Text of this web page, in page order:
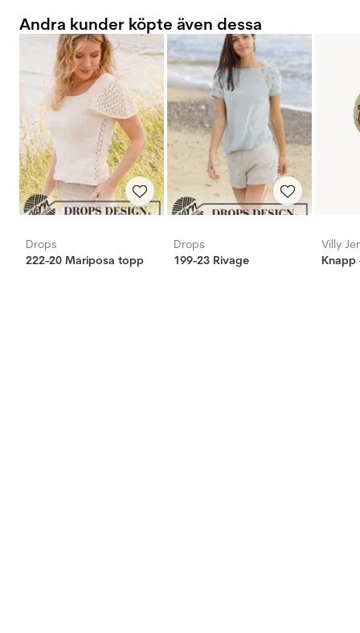
Andra kunder köpte även dessa
Drops
222-20 Mariposa topp
Drops
199-23 Rivage
Villy